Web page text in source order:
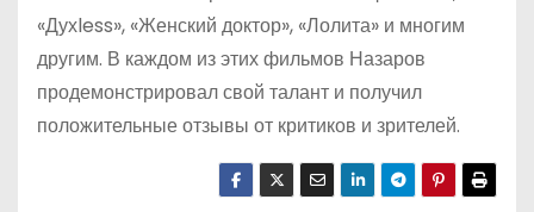
«Духless», «Женский доктор», «Лолита» и многим
другим. В каждом из этих фильмов Назаров
продемонстрировал свой талант и получил
положительные отзывы от критиков и зрителей.